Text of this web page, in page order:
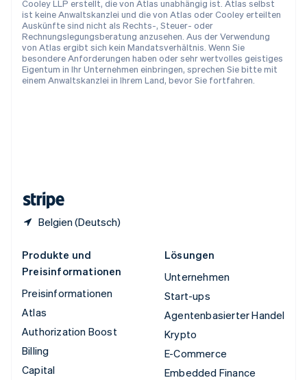
Cooley LLP erstellt, die von Atlas unabhängig ist. Atlas selbst
ist keine Anwaltskanzlei und die von Atlas oder Cooley erteilten
Auskünfte sind nicht als Rechts-, Steuer- oder
Rechnungslegungsberatung anzusehen. Aus der Verwendung
von Atlas ergibt sich kein Mandatsverhältnis. Wenn Sie
besondere Anforderungen haben oder sehr wertvolles geistiges
Eigentum in Ihr Unternehmen einbringen, sprechen Sie bitte mit
einem Anwaltskanzlei in Ihrem Land, bevor Sie fortfahren.
Belgien (Deutsch)
Thailand
ไทยEnglish
Tschechische Republik
English
Ungarn
English
Produkte und
Preisinformationen
Preisinformationen
Atlas
Authorization Boost
Billing
Capital
Lösungen
Unternehmen
Start-ups
Agentenbasierter Handel
Krypto
E-Commerce
Embedded Finance